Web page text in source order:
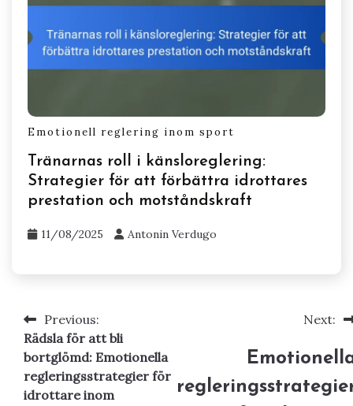
Emotionell reglering inom sport
Tränarnas roll i känsloreglering:
Strategier för att förbättra idrottares
prestation och motståndskraft
11/08/2025 Antonin Verdugo
Post
navigation
Previous:
Rädsla för att bli
bortglömd: Emotionella
regleringsstrategier för
idrottare inom
Next: